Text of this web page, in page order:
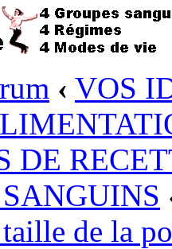
‹ VOS
DE
de la